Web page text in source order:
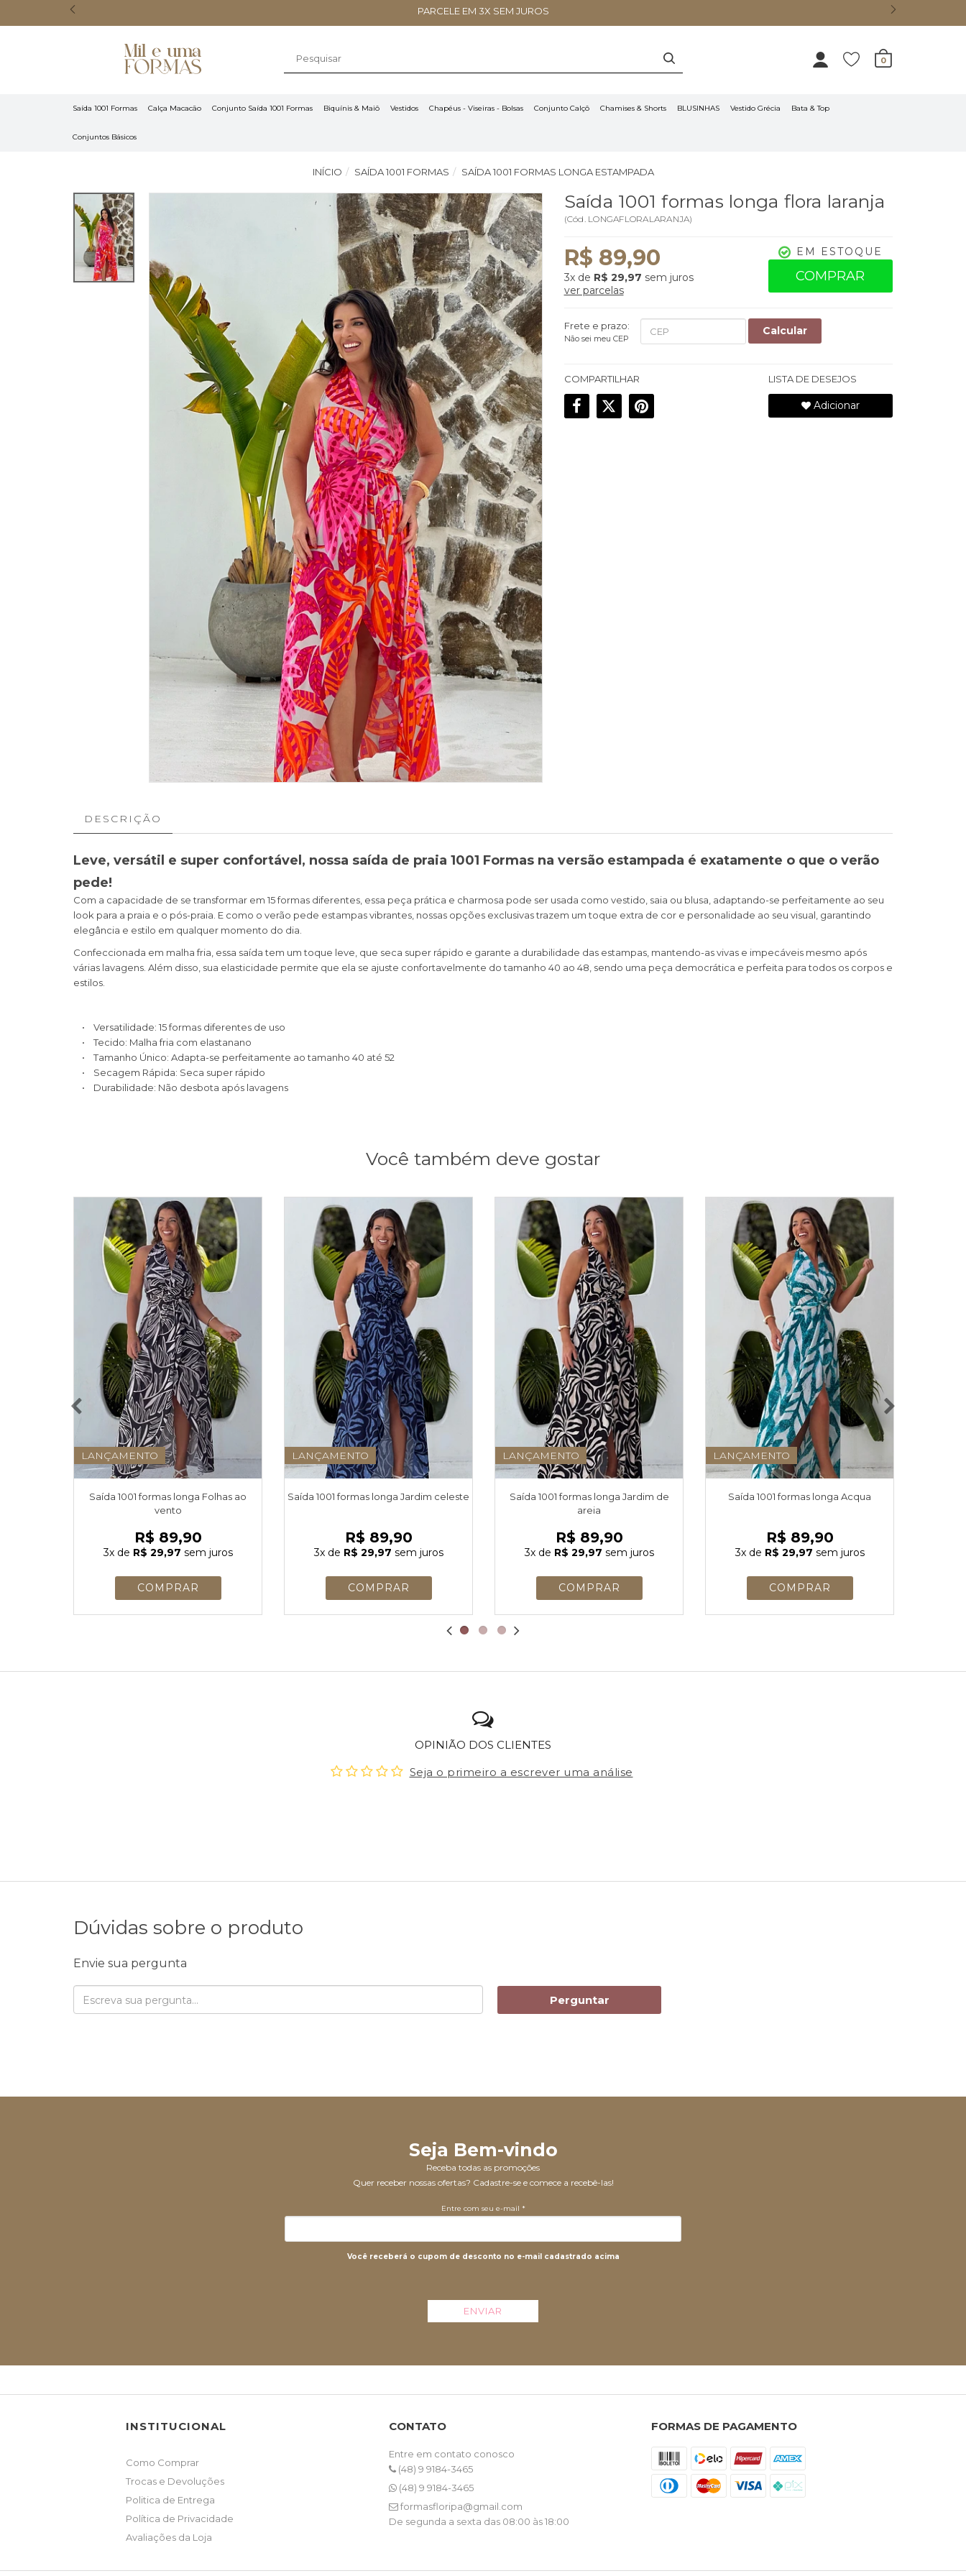
PARCELE EM 3X SEM JUROS
0
Saída 1001 Formas Calça Macacão Conjunto Saída 1001 Formas Biquínis & Maiô Vestidos Chapéus - Viseiras - Bolsas Conjunto Calçô Chamises & Shorts BLUSINHAS Vestido Grécia Bata & Top
Conjuntos Básicos
INÍCIO SAÍDA 1001 FORMAS SAÍDA 1001 FORMAS LONGA ESTAMPADA
Saída 1001 formas longa flora laranja
(Cód. LONGAFLORALARANJA)
R$ 89,90
3xde R$ 29,97 sem juros
ver parcelas
EM ESTOQUE
COMPRAR
Frete e prazo:
Não sei meu CEP
Calcular
COMPARTILHAR LISTA DE DESEJOS
Adicionar
DESCRIÇÃO
Leve, versátil e super confortável, nossa saída de praia 1001 Formas na versão estampada é exatamente o que o verão
pede!
Com a capacidade de se transformar em 15 formas diferentes, essa peça prática e charmosa pode ser usada como vestido, saia ou blusa, adaptando-se perfeitamente ao seu
look para a praia e o pós-praia. E como o verão pede estampas vibrantes, nossas opções exclusivas trazem um toque extra de cor e personalidade ao seu visual, garantindo
elegância e estilo em qualquer momento do dia.
Confeccionada em malha fria, essa saída tem um toque leve, que seca super rápido e garante a durabilidade das estampas, mantendo-as vivas e impecáveis mesmo após
várias lavagens. Além disso, sua elasticidade permite que ela se ajuste confortavelmente do tamanho 40 ao 48, sendo uma peça democrática e perfeita para todos os corpos e
estilos.
• Versatilidade: 15 formas diferentes de uso
• Tecido: Malha fria com elastanano
• Tamanho Único: Adapta-se perfeitamente ao tamanho 40 até 52
• Secagem Rápida: Seca super rápido
• Durabilidade: Não desbota após lavagens
Você também deve gostar
LANÇAMENTO
Saída 1001 formas longa Folhas ao
vento
R$ 89,90
3xde R$ 29,97 sem juros
LANÇAMENTO
Saída 1001 formas longa Jardim celeste
R$ 89,90
3xde R$ 29,97 sem juros
LANÇAMENTO
Saída 1001 formas longa Jardim de
areia
R$ 89,90
3xde R$ 29,97 sem juros
LANÇAMENTO
Saída 1001 formas longa Acqua
R$ 89,90
3xde R$ 29,97 sem juros
OPINIÃO DOS CLIENTES
Seja o primeiro a escrever uma análise
Dúvidas sobre o produto
Envie sua pergunta
Perguntar
Seja Bem-vindo
Receba todas as promoções
Quer receber nossas ofertas? Cadastre-se e comece a recebê-las!
Entre com seu e-mail *
Você receberá o cupom de desconto no e-mail cadastrado acima
ENVIAR
INSTITUCIONAL
Como Comprar
Trocas e Devoluções
Politica de Entrega
Política de Privacidade
Avaliações da Loja
CONTATO
Entre em contato conosco
(48) 9 9184-3465
(48) 9 9184-3465
formasfloripa@gmail.com
De segunda a sexta das 08:00 às 18:00
FORMAS DE PAGAMENTO